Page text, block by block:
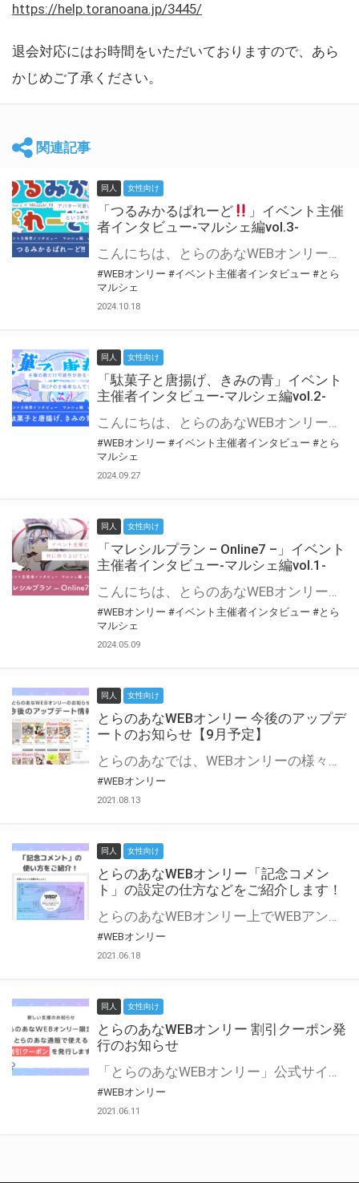
https://help.toranoana.jp/3445/
退会対応にはお時間をいただいておりますので、あら
かじめご了承ください。
関連記事
同人 女性向け
「つるみかるぱれーど
」イベント主催
者インタビュー-マルシェ編vol.3-
こんにちは、とらのあなWEBオンリー運営スタッフです。 新たにお届けする、イベント主催者インタビュー-マルシェ編-は、 とらのあなWEBオンリー「マルシェ」をご利用した主催様に 「マルシェ」を使って開催した感想や心がけをお聞きする企画です。 今回は、WEBオンリー初開催「つるみかるぱれーど
#WEBオンリー #イベント主催者インタビュー #とら
マルシェ
2024.10.18
同人 女性向け
「駄菓子と唐揚げ、きみの青」イベント
主催者インタビュー-マルシェ編vol.2-
こんにちは、とらのあなWEBオンリー運営スタッフです。 新たにお届けする、イベント主催者インタビュー-マルシェ編-は、 とらのあなWEBオンリー「マルシェ」をご利用の主催様に 「マルシェ」を使ってイベントを開催した感想や心がけをお聞きする企画です。 今回は、WEBオンリー初開催「駄菓子と唐揚げ、きみの青」より、 主催のぎこ六屋様にお話を伺いました。 協力：ぎこ六屋様／イベント公式Twitter（@krkgwks） とらのあなWEBオンリー「マルシェ」とは？ WEBオンリーでリアルタイムでコミュニケーションがとれるオンライン会場です。
#WEBオンリー #イベント主催者インタビュー #とら
マルシェ
2024.09.27
同人 女性向け
「マレシルプラン – Online7 –」イベント
主催者インタビュー-マルシェ編vol.1-
こんにちは、とらのあなWEBオンリー運営スタッフです。 新たにお届けする、イベント主催者インタビュー-マルシェ編-は、 とらのあなWEBオンリー「マルシェ」をご利用した主催様に 「マルシェ」を使って開催した感想や心がけをお聞きする企画です。 今回は、WEBオンリー開催7回目迎えた「マレシルプラン – Online7 –」より、 主催の玉川うた様にお話を伺いました。 ▼マレシルプランのインタビュー前回記事 「イベント主催者インタビュー vol.6」はこちら 協力：玉川うた様（マレシルプラン実行委員会 代表）／イベント公式Twitter（@mallesil_plan） とらのあなWEBオンリー「マルシェ」とは？ WEBオンリーでリアルタイムでコミュニケーションがとれるオンライン会場です。
#WEBオンリー #イベント主催者インタビュー #とら
マルシェ
2024.05.09
同人 女性向け
とらのあなWEBオンリー 今後のアップデ
ートのお知らせ【9月予定】
とらのあなでは、WEBオンリーの様々な支援を実施しています。 今回は2021年9月に実装を予定しているアップデート情報についてご紹介いたします。 とらのあなWEBオンリーサイトはこちら
#WEBオンリー
2021.08.13
同人 女性向け
とらのあなWEBオンリー「記念コメン
ト」の設定の仕方などをご紹介します！
とらのあなWEBオンリー上でWEBアンソロジーが作成できる「記念コメント」について、その使い方や作成手順を解説します！ 支援タイプを「サークル参加型」「サークル参加型・マルシェ(イベント会場)機能付き」でお申し込みいただいている主催者様はぜひご活用ください♪ とらのあなWEBオンリーサイトはこちら
#WEBオンリー
2021.06.18
同人 女性向け
とらのあなWEBオンリー 割引クーポン発
行のお知らせ
「とらのあなWEBオンリー」公式サイトでとらのあな通販の「割引クーポン」を配布中！ イベントごとに開催当日限定で使える割引クーポンのシリアルコードを発行します。 とらのあなWEBオンリーのページをチェックして、イベント当日にお得にお買い物を楽しみましょう♪ ※本キャンペーンは予告なく終了する場合がございます。 とらのあなWEBオンリーサイトはこちら
#WEBオンリー
2021.06.11